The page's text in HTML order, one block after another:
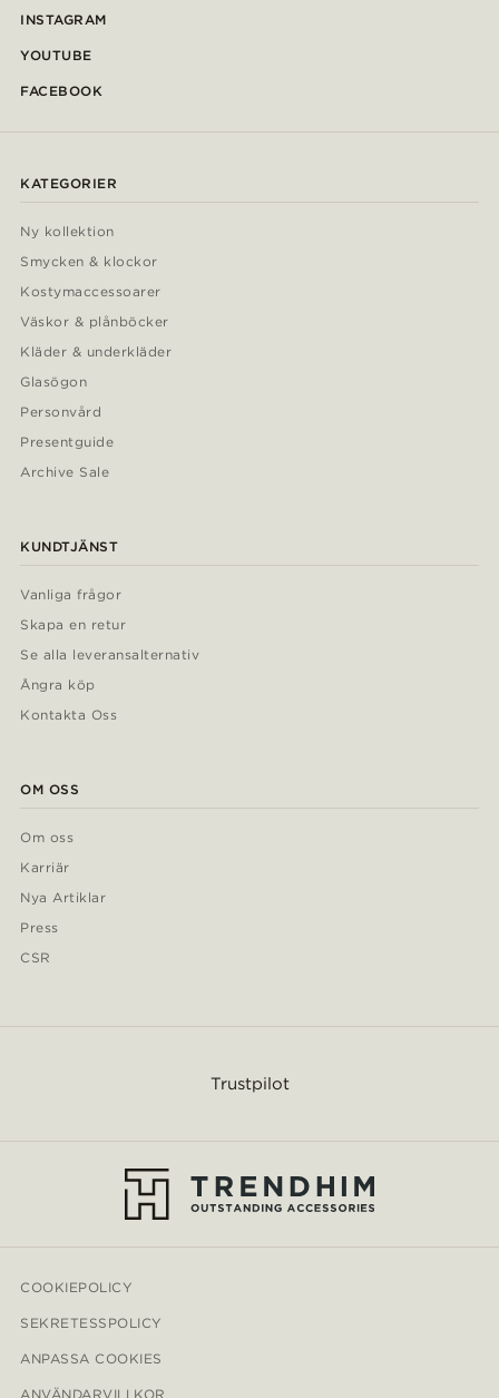
INSTAGRAM
YOUTUBE
FACEBOOK
KATEGORIER
Ny kollektion
Smycken & klockor
Kostymaccessoarer
Väskor & plånböcker
Kläder & underkläder
Glasögon
Personvård
Presentguide
Archive Sale
KUNDTJÄNST
Vanliga frågor
Skapa en retur
Se alla leveransalternativ
Ångra köp
Kontakta Oss
OM OSS
Om oss
Karriär
Nya Artiklar
Press
CSR
Trustpilot
COOKIEPOLICY
SEKRETESSPOLICY
ANPASSA COOKIES
ANVÄNDARVILLKOR